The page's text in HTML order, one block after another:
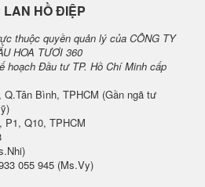
LAN HỒ ĐIỆP
thuộc quyền quản lý của CÔNG TY
HOA TƯƠI 360
hoạch Đầu tư TP. Hồ Chí Minh cấp
Q.Tân Bình, TPHCM (Gần ngã tư
P1, Q10, TPHCM
055 945 (Ms.Vy)